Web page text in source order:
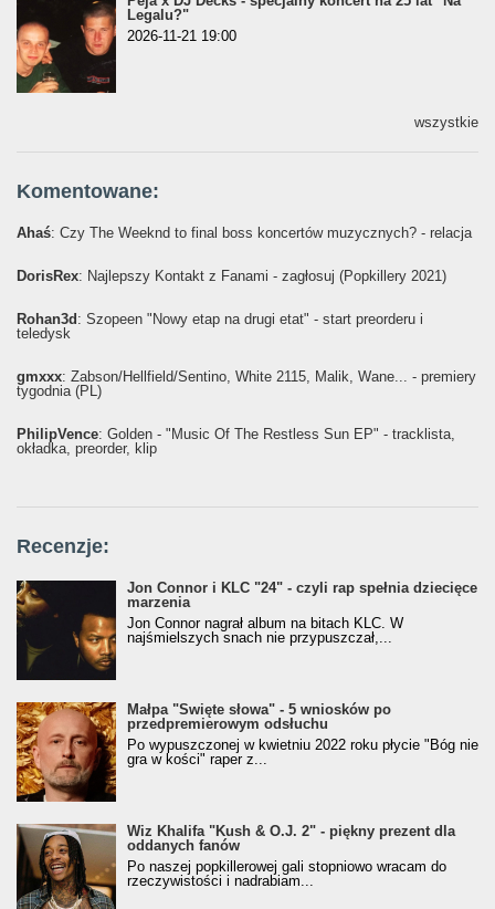
Legalu?"
2026-11-21 19:00
wszystkie
Komentowane:
Ahaś: Czy The Weeknd to final boss koncertów muzycznych? - relacja
DorisRex: Najlepszy Kontakt z Fanami - zagłosuj (Popkillery 2021)
Rohan3d: Szopeen "Nowy etap na drugi etat" - start preorderu i
teledysk
gmxxx: Żabson/Hellfield/Sentino, White 2115, Malik, Wane... - premiery
tygodnia (PL)
PhilipVence: Golden - "Music Of The Restless Sun EP" - tracklista,
okładka, preorder, klip
Recenzje:
Jon Connor i KLC "24" - czyli rap spełnia dziecięce
marzenia
Jon Connor nagrał album na bitach KLC. W
najśmielszych snach nie przypuszczał,...
Małpa "Święte słowa" - 5 wniosków po
przedpremierowym odsłuchu
Po wypuszczonej w kwietniu 2022 roku płycie "Bóg nie
gra w kości" raper z...
Wiz Khalifa "Kush & O.J. 2" - piękny prezent dla
oddanych fanów
Po naszej popkillerowej gali stopniowo wracam do
rzeczywistości i nadrabiam...